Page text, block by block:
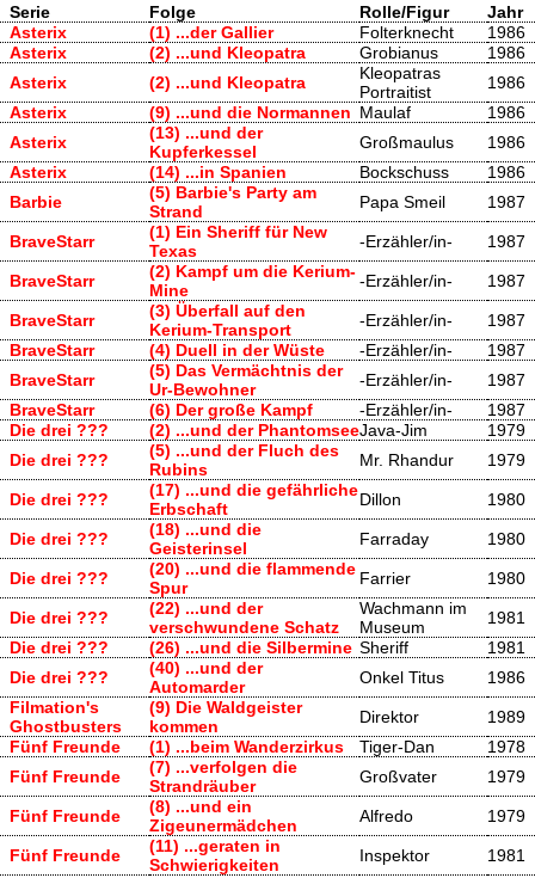
Serie Folge Rolle/Figur
Jahr
Asterix
(1) ...der Gallier Folterknecht
1986
Asterix
(2) ...und Kleopatra Grobianus
1986
Asterix
(2) ...und Kleopatra
Kleopatras
Portraitist
1986
Asterix
(9) ...und die Normannen Maulaf
1986
Asterix
(13) ...und der
Kupferkessel
Großmaulus
1986
Asterix
(14) ...in Spanien Bockschuss
1986
Barbie
(5) Barbie's Party am
Strand
Papa Smeil 1987
BraveStarr
(1) Ein Sheriff für New
Texas
-Erzähler/in- 1987
BraveStarr
(2) Kampf um die Kerium-
Mine
-Erzähler/in- 1987
BraveStarr
(3) Überfall auf den
Kerium-Transport
-Erzähler/in-
1987
BraveStarr
(4) Duell in der Wüste -Erzähler/in-
1987
BraveStarr
(5) Das Vermächtnis der
Ur-Bewohner
-Erzähler/in-
1987
BraveStarr
(6) Der große Kampf -Erzähler/in-
1987
Die drei ???
(2) ...und der PhantomseeJava-Jim
1979
Die drei ???
(5) ...und der Fluch des
Rubins
Mr. Rhandur 1979
Die drei ???
(17) ...und die gefährliche
Erbschaft
Dillon 1980
Die drei ???
(18) ...und die
Geisterinsel
Farraday 1980
Die drei ???
(20) ...und die flammende
Spur
Farrier 1980
Die drei ???
(22) ...und der
verschwundene Schatz
Wachmann im
Museum
1981
Die drei ???
(26) ...und die Silbermine Sheriff
1981
Die drei ???
(40) ...und der
Automarder
Onkel Titus
1986
Filmation's
Ghostbusters
(9) Die Waldgeister
kommen
Direktor
1989
Fünf Freunde
(1) ...beim Wanderzirkus Tiger-Dan
1978
Fünf Freunde
(7) ...verfolgen die
Strandräuber
Großvater 1979
Fünf Freunde
(8) ...und ein
Zigeunermädchen
Alfredo 1979
Fünf Freunde
(11) ...geraten in
Schwierigkeiten
Inspektor
1981